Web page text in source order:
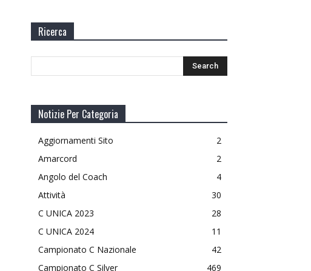
Ricerca
Notizie Per Categoria
Aggiornamenti Sito
2
Amarcord
2
Angolo del Coach
4
Attività
30
C UNICA 2023
28
C UNICA 2024
11
Campionato C Nazionale
42
Campionato C Silver
469